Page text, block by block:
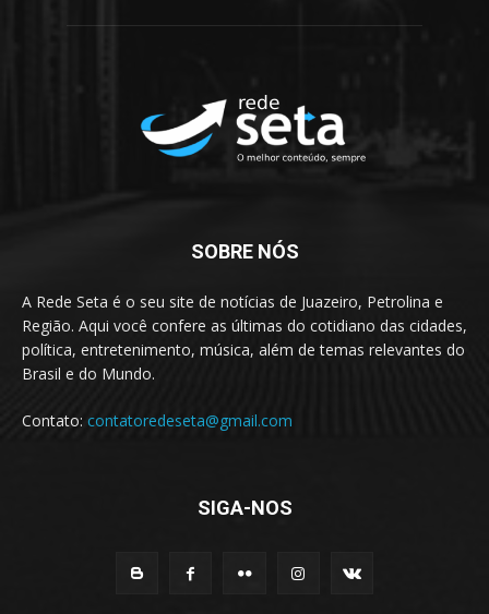
SOBRE NÓS
A Rede Seta é o seu site de notícias de Juazeiro, Petrolina e
Região. Aqui você confere as últimas do cotidiano das cidades,
política, entretenimento, música, além de temas relevantes do
Brasil e do Mundo.
Contato: contatoredeseta@gmail.com
SIGA-NOS